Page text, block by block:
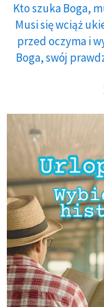
Kto szuka Boga,
Musi się wciąż
przed oczyma i
Boga, swój